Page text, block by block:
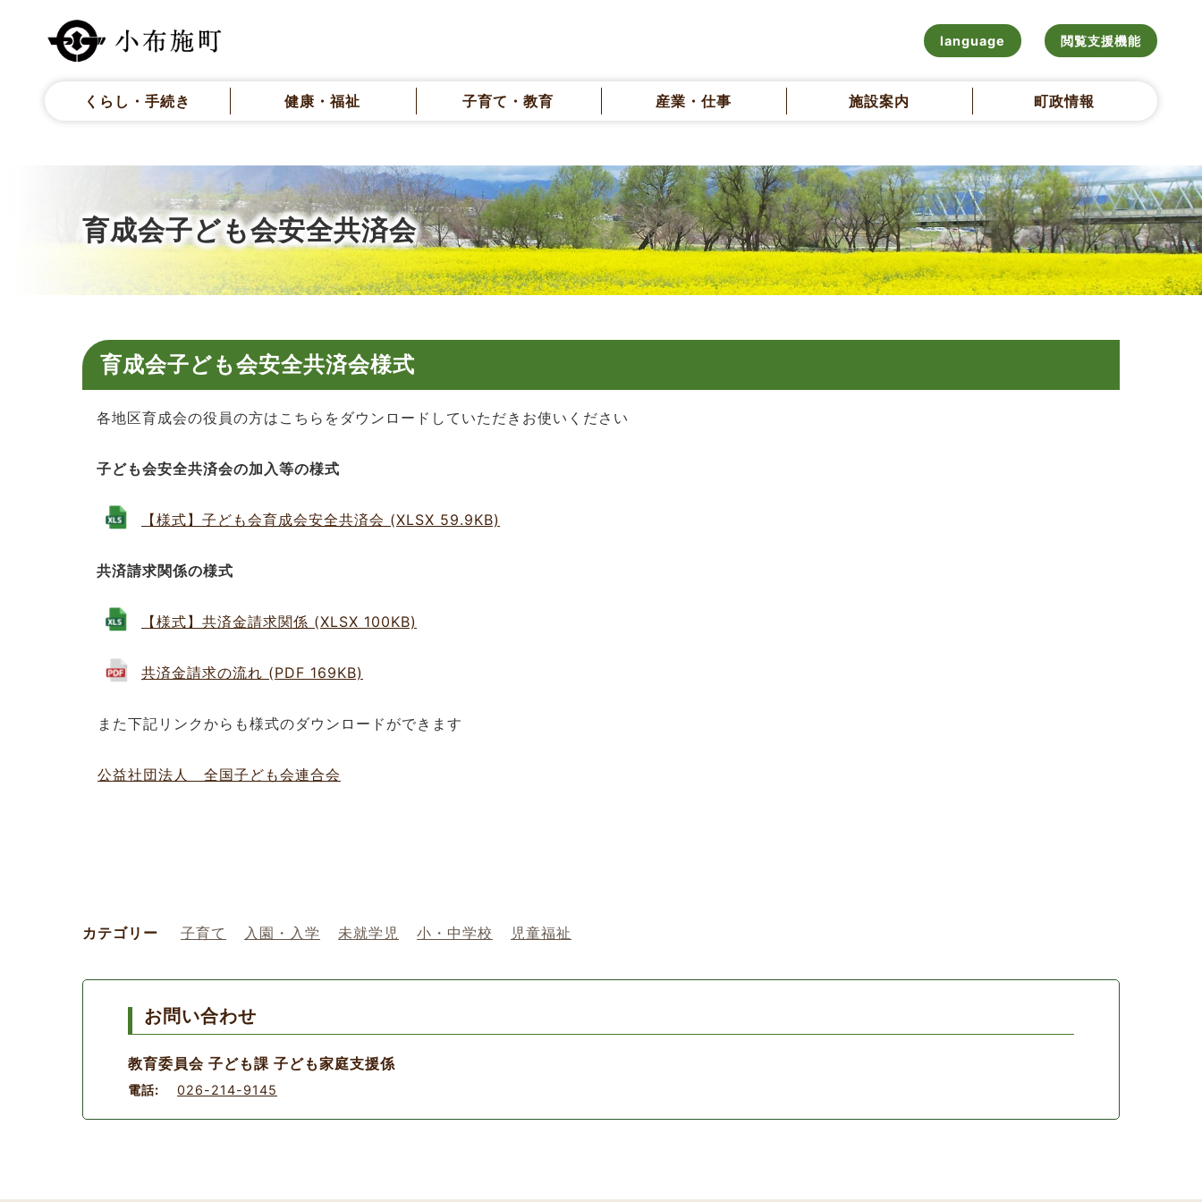
language 閲覧支援機能
くらし・手続き 健康・福祉 子育て・教育 産業・仕事 施設案内 町政情報
育成会子ども会安全共済会
育成会子ども会安全共済会様式
各地区育成会の役員の方はこちらをダウンロードしていただきお使いください
子ども会安全共済会の加入等の様式
【様式】子ども会育成会安全共済会 (XLSX 59.9KB)
共済請求関係の様式
【様式】共済金請求関係 (XLSX 100KB)
共済金請求の流れ (PDF 169KB)
また下記リンクからも様式のダウンロードができます
公益社団法人 全国子ども会連合会
カテゴリー 子育て 入園・入学 未就学児 小・中学校 児童福祉
お問い合わせ
教育委員会 子ども課 子ども家庭支援係
電話: 026-214-9145